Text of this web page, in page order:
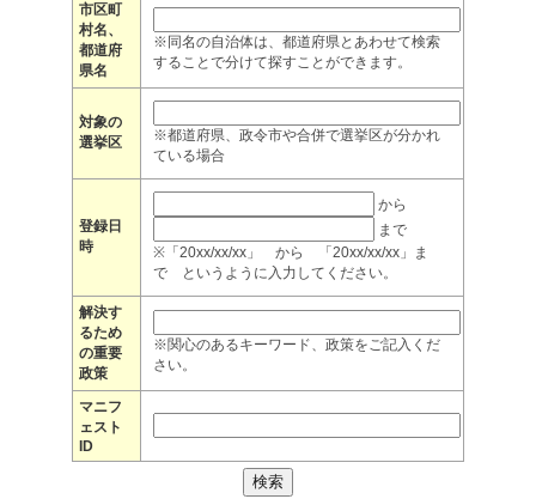
市区町
村名、
都道府
県名
※同名の自治体は、都道府県とあわせて検索
することで分けて探すことができます。
対象の
選挙区
※都道府県、政令市や合併で選挙区が分かれ
ている場合
登録日
時
から
まで
※「20xx/xx/xx」 から 「20xx/xx/xx」ま
で というように入力してください。
解決す
るため
の重要
政策
※関心のあるキーワード、政策をご記入くだ
さい。
マニフ
ェスト
ID